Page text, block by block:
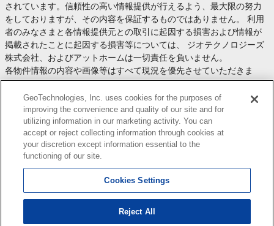
されています。信頼性の高い情報提供が行えるよう、最大限の努力
をしておりますが、その内容を保証するものではありません。 利用
者のみなさまと各情報提供元との取引に起因する損害および情報が
掲載されたことに起因する損害等については、 ジオテクノロジーズ
株式会社、およびアットホームは一切責任を負いません。
各物件情報の内容や画像等はすべて現況を優先させていただきま
す。
お取引等（お取引の準備、資金調達等を含みます）の際には、内容
や契約条件等について、 各情報提供元より十分な説明を受け、ご自
身でご確認の上、判断してください。
このコーナーへの物件情報のご掲載、その他不動産業務ソリューシ
ョン等についての不動産会社様のお問合せはこちら
します。
Copyright(c) At Home Co.,Ltd. このサイトに掲載している情報の無断転載を禁止します。著作権
はアットホーム（株）またはその情報提供者に帰属します。
GeoTechnologies, Inc. uses cookies for the purposes of
improving the convenience and quality of our site and for
utilizing information in our marketing activity. You can
accept or reject collecting information through cookies at
your discretion except information essential to the
functioning of our site.
Cookies Settings
Reject All